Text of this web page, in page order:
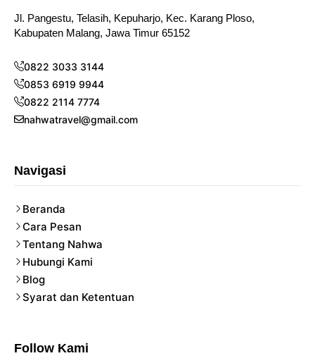
Jl. Pangestu, Telasih, Kepuharjo, Kec. Karang Ploso,
Kabupaten Malang, Jawa Timur 65152
0822 3033 3144
0853 6919 9944
0822 2114 7774
nahwatravel@gmail.com
Navigasi
Beranda
Cara Pesan
Tentang Nahwa
Hubungi Kami
Blog
Syarat dan Ketentuan
Follow Kami